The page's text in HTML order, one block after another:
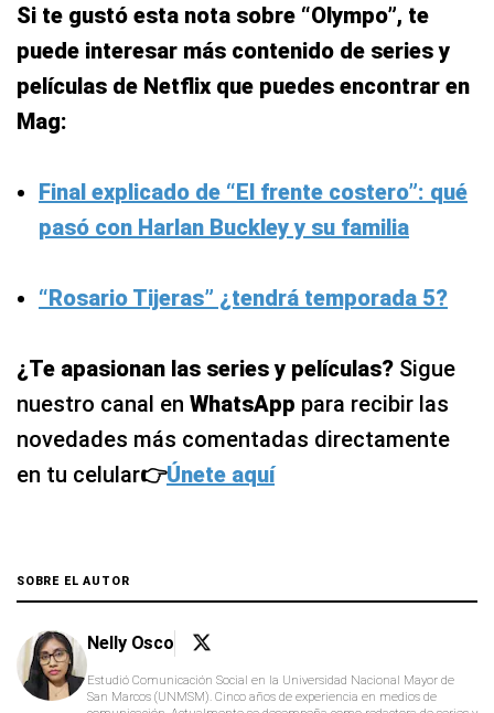
Si te gustó esta nota sobre “Olympo”, te
puede interesar más contenido de series y
películas de Netflix que puedes encontrar en
Mag:
Final explicado de “El frente costero”: qué
pasó con Harlan Buckley y su familia
“Rosario Tijeras” ¿tendrá temporada 5?
¿Te apasionan las series y películas? Sigue
nuestro canal en WhatsApp para recibir las
novedades más comentadas directamente
en tu celular👉Únete aquí
SOBRE EL AUTOR
Nelly Osco
Estudió Comunicación Social en la Universidad Nacional Mayor de
San Marcos (UNMSM). Cinco años de experiencia en medios de